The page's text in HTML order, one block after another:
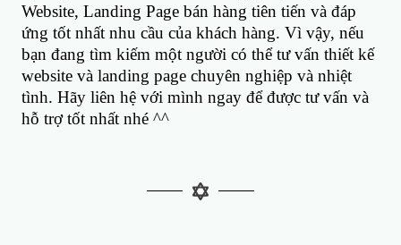
Website, Landing Page bán hàng tiên tiến và đáp
ứng tốt nhất nhu cầu của khách hàng. Vì vậy, nếu
bạn đang tìm kiếm một người có thể tư vấn thiết kế
website và landing page chuyên nghiệp và nhiệt
tình. Hãy liên hệ với mình ngay để được tư vấn và
hỗ trợ tốt nhất nhé ^^